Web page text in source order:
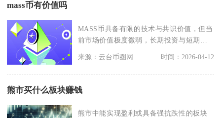
mass币有价值吗
MASS币具备有限的技术与共识价值，但当
前市场价值极度微弱，长期投资与短期投
来源：云台币圈网 时间：2026-04-12
熊市买什么板块赚钱
熊市中能实现盈利或具备强抗跌性的板块